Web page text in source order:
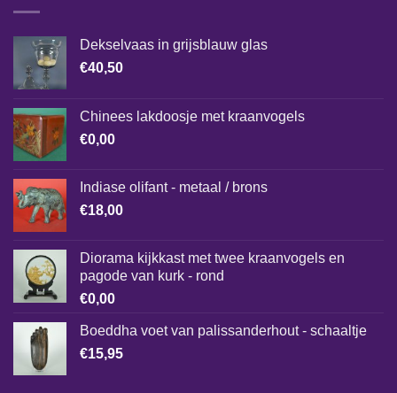
Dekselvaas in grijsblauw glas
€40,50
Chinees lakdoosje met kraanvogels
€0,00
Indiase olifant - metaal / brons
€18,00
Diorama kijkkast met twee kraanvogels en
pagode van kurk - rond
€0,00
Boeddha voet van palissanderhout - schaaltje
€15,95